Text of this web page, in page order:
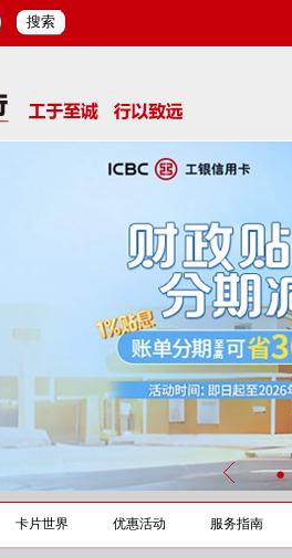
搜索
卡片世界 优惠活动 服务指南